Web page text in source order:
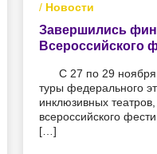
/ Новости
Завершились
Всероссийского
С 27 по 29
туры федерального
инклюзивных
всероссийского
[…]